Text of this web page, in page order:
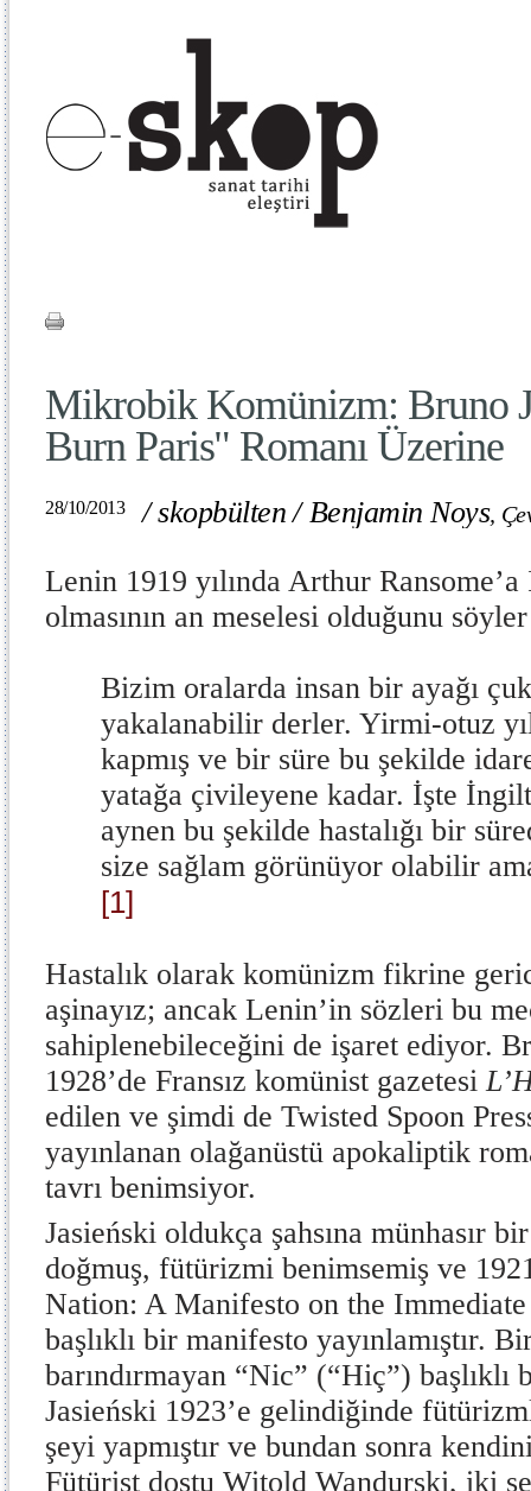
Mikrobik Komünizm: Bruno
Burn Paris" Romanı Üzerine
28/10/2013 /skopbülten /Benjamin Noys,
Lenin 1919 yılında Arthur
olmasının an meselesi olduğunu
Bizim oralarda insan bir ayağı
yakalanabilir derler. Yirmi-otuz
kapmış ve bir süre bu şekilde
yatağa çivileyene kadar. İşte
aynen bu şekilde hastalığı bir
size sağlam görünüyor olabilir
[1]
Hastalık olarak komünizm fikrine
aşinayız; ancak Lenin’in sözleri bu
sahiplenebileceğini de işaret ediyor.
1928’de Fransız komünist gazetesi
edilen ve şimdi de Twisted Spoon
yayınlanan olağanüstü apokaliptik
tavrı benimsiyor.
Jasieński oldukça şahsına münhasır
doğmuş, fütürizmi benimsemiş ve
Nation: A Manifesto on the
başlıklı bir manifesto yayınlamıştır.
barındırmayan “Nic” (“Hiç”) başlıklı
Jasieński 1923’e gelindiğinde
şeyi yapmıştır ve bundan sonra
Fütürist dostu Witold Wandurski, iki